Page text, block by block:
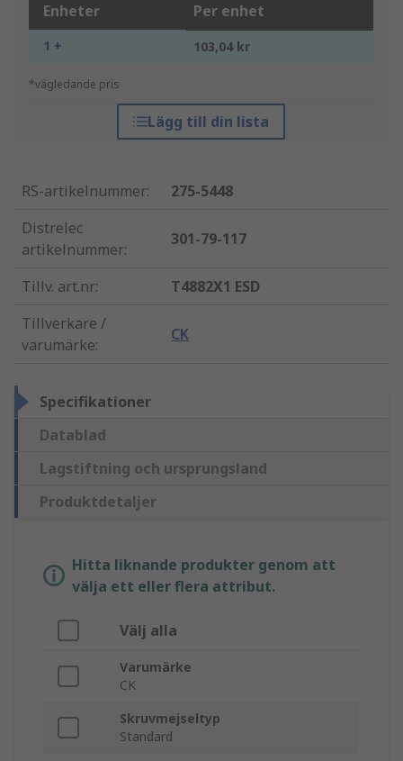
Enheter Per enhet
1 + 103,04 kr
*vägledande pris
Lägg till din lista
RS-artikelnummer:
275-5448
Distrelec
artikelnummer:
301-79-117
Tillv. art.nr:
T4882X1 ESD
Tillverkare /
varumärke:
CK
Specifikationer
Datablad
Lagstiftning och ursprungsland
Produktdetaljer
Hitta liknande produkter genom att
välja ett eller flera attribut.
Välj alla
Varumärke
CK
Skruvmejseltyp
Standard